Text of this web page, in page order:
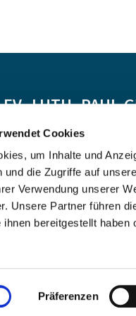
Cookies
um Inhalte und
und die Zugriffe auf
Verwendung unserer
Unsere Partner führen
bereitgestellt
Präferenzen
EV.-LUTH. PAUL-
DE55 5206